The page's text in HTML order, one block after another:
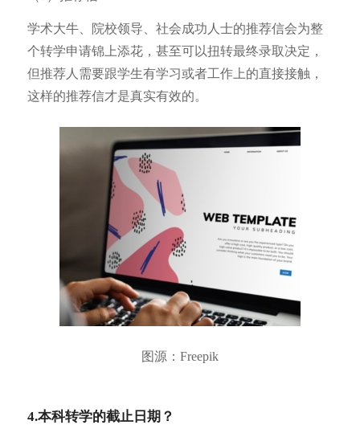
学术大牛、院校领导、社会成功人士的推荐信会为整
个转学申请锦上添花，甚至可以扭转最终录取决定，
但推荐人需要跟学生有学习或者工作上的直接接触，
这样的推荐信才是真实有效的。
图源：Freepik
4.本科转学的截止日期？